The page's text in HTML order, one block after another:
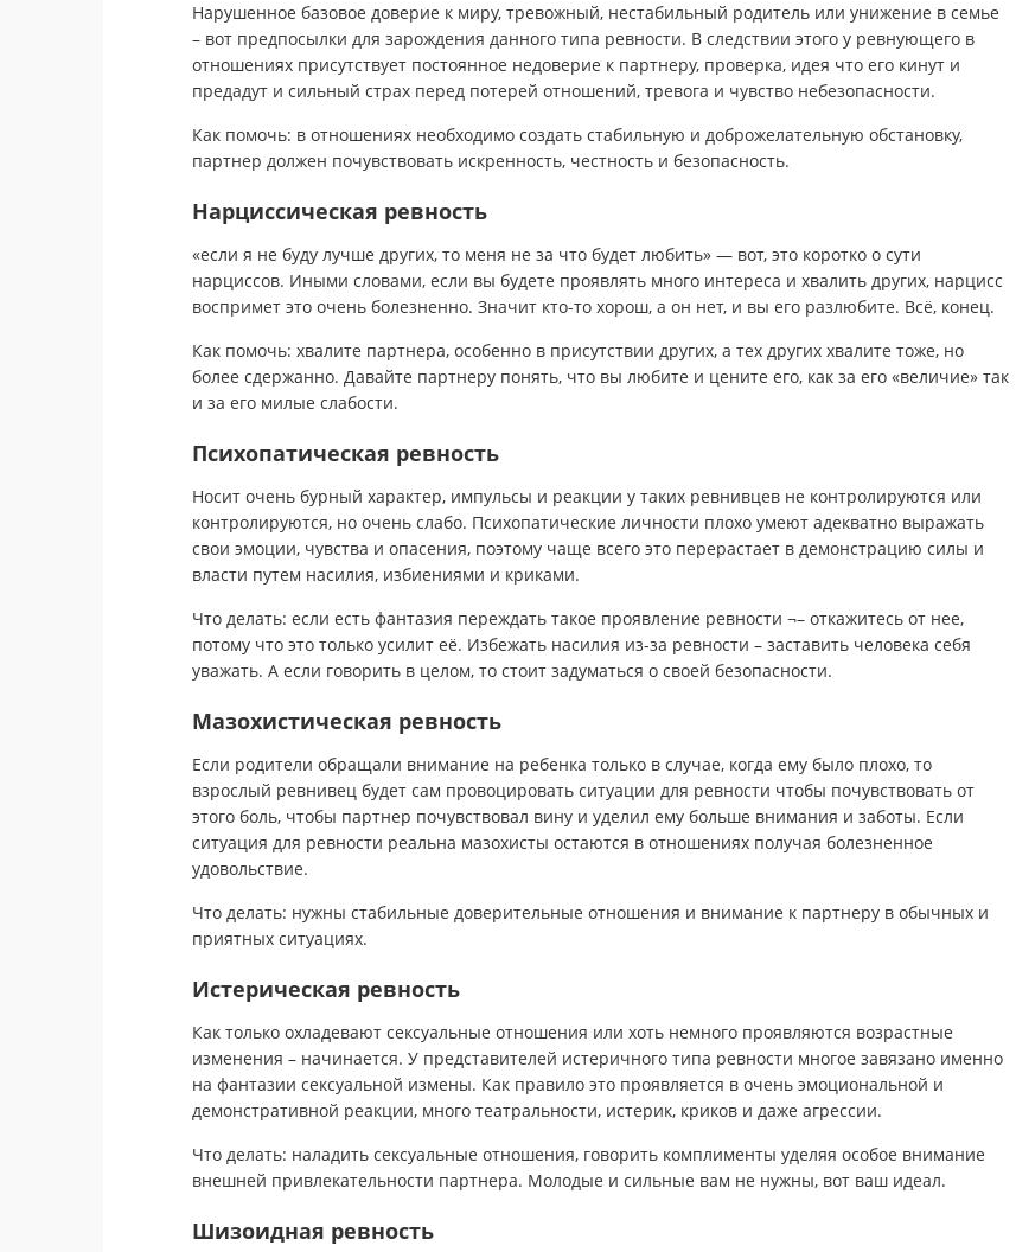
Нарушенное базовое доверие к миру, тревожный, нестабильный родитель или унижение в семье
– вот предпосылки для зарождения данного типа ревности. В следствии этого у ревнующего в
отношениях присутствует постоянное недоверие к партнеру, проверка, идея что его кинут и
предадут и сильный страх перед потерей отношений, тревога и чувство небезопасности.
Как помочь: в отношениях необходимо создать стабильную и доброжелательную обстановку,
партнер должен почувствовать искренность, честность и безопасность.
Нарциссическая ревность
«если я не буду лучше других, то меня не за что будет любить» — вот, это коротко о сути
нарциссов. Иными словами, если вы будете проявлять много интереса и хвалить других, нарцисс
воспримет это очень болезненно. Значит кто-то хорош, а он нет, и вы его разлюбите. Всё, конец.
Как помочь: хвалите партнера, особенно в присутствии других, а тех других хвалите тоже, но
более сдержанно. Давайте партнеру понять, что вы любите и цените его, как за его «величие» так
и за его милые слабости.
Психопатическая ревность
Носит очень бурный характер, импульсы и реакции у таких ревнивцев не контролируются или
контролируются, но очень слабо. Психопатические личности плохо умеют адекватно выражать
свои эмоции, чувства и опасения, поэтому чаще всего это перерастает в демонстрацию силы и
власти путем насилия, избиениями и криками.
Что делать: если есть фантазия переждать такое проявление ревности ¬– откажитесь от нее,
потому что это только усилит её. Избежать насилия из-за ревности – заставить человека себя
уважать. А если говорить в целом, то стоит задуматься о своей безопасности.
Мазохистическая ревность
Если родители обращали внимание на ребенка только в случае, когда ему было плохо, то
взрослый ревнивец будет сам провоцировать ситуации для ревности чтобы почувствовать от
этого боль, чтобы партнер почувствовал вину и уделил ему больше внимания и заботы. Если
ситуация для ревности реальна мазохисты остаются в отношениях получая болезненное
удовольствие.
Что делать: нужны стабильные доверительные отношения и внимание к партнеру в обычных и
приятных ситуациях.
Истерическая ревность
Как только охладевают сексуальные отношения или хоть немного проявляются возрастные
изменения – начинается. У представителей истеричного типа ревности многое завязано именно
на фантазии сексуальной измены. Как правило это проявляется в очень эмоциональной и
демонстративной реакции, много театральности, истерик, криков и даже агрессии.
Что делать: наладить сексуальные отношения, говорить комплименты уделяя особое внимание
внешней привлекательности партнера. Молодые и сильные вам не нужны, вот ваш идеал.
Шизоидная ревность